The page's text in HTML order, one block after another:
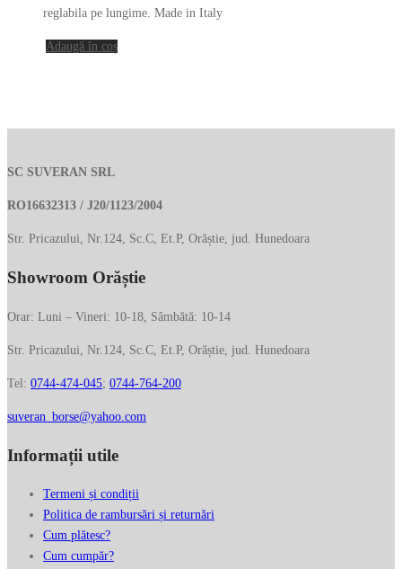
1,522.00 lei.
reglabila pe lungime. Made in Italy
Adaugă în coș
SC SUVERAN SRL
RO16632313 / J20/1123/2004
Str. Pricazului, Nr.124, Sc.C, Et.P, Orăștie, jud. Hunedoara
Showroom Orăștie
Orar: Luni – Vineri: 10-18, Sâmbătă: 10-14
Str. Pricazului, Nr.124, Sc.C, Et.P, Orăștie, jud. Hunedoara
Tel: 0744-474-045; 0744-764-200
suveran_borse@yahoo.com
Informații utile
Termeni și condiții
Politica de rambursări și returnări
Cum plătesc?
Cum cumpăr?